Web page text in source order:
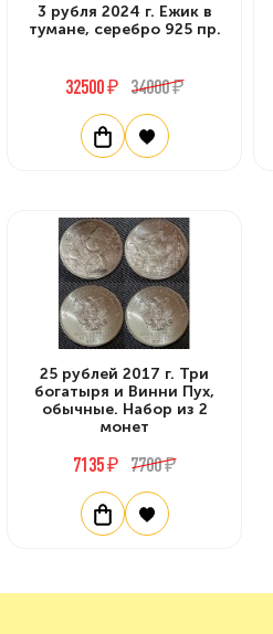
3 рубля 2024 г. Ежик в
тумане, серебро 925 пр.
32500 ₽ 34000 ₽
25 рублей 2017 г. Три
богатыря и Винни Пух,
обычные. Набор из 2
монет
7135 ₽ 7700 ₽